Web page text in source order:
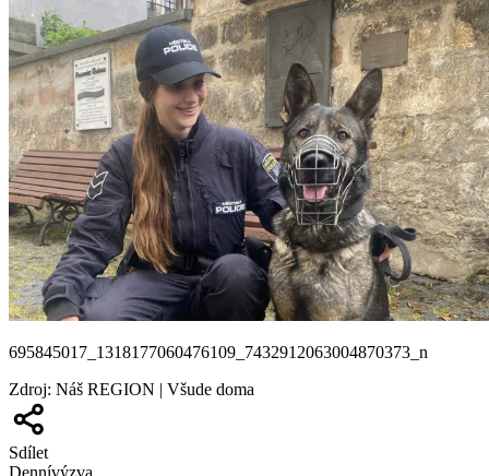
695845017_1318177060476109_7432912063004870373_n
Zdroj: Náš REGION | Všude doma
Sdílet
Dennívýzva